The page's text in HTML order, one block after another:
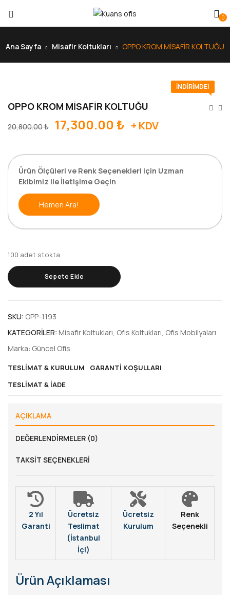
0
Ana Sayfa Misafir Koltukları OPPO KROM MİSAFİR KOLTUĞU
İNDIRIMDE!
OPPO KROM MİSAFİR KOLTUĞU
20,800.00₺ 17,300.00 ₺ + KDV
Ürün Ölçüleri ve Renk Seçenekleri için Uzman
Ekibimiz ile İletişime Geçin
Hemen Ara!
100 adet stokta
Sepete Ekle
SKU: OPP-1193
KATEGORILER: Misafir Koltukları, Ofis Koltukları, Ofis Mobilyaları
Marka: Güncel Ofis
TESLIMAT & KURULUM
GARANTI KOŞULLARI
TESLIMAT & İADE
AÇIKLAMA
DEĞERLENDIRMELER (0)
TAKSIT SEÇENEKLERI
2 Yıl
Garanti
Ücretsiz
Teslimat
(İstanbul
İçi)
Ücretsiz
Kurulum
Renk
Seçenekli
Ürün Açıklaması